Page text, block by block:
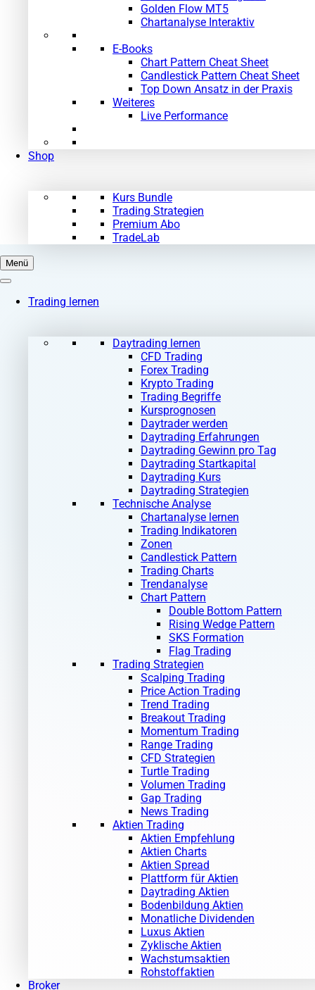
Golden Flow MT5
Chartanalyse Interaktiv
E-Books
Chart Pattern Cheat Sheet
Candlestick Pattern Cheat Sheet
Top Down Ansatz in der Praxis
Weiteres
Live Performance
Shop
Kurs Bundle
Trading Strategien
Premium Abo
TradeLab
Menü
Trading lernen
Daytrading lernen
CFD Trading
Forex Trading
Krypto Trading
Trading Begriffe
Kursprognosen
Daytrader werden
Daytrading Erfahrungen
Daytrading Gewinn pro Tag
Daytrading Startkapital
Daytrading Kurs
Daytrading Strategien
Technische Analyse
Chartanalyse lernen
Trading Indikatoren
Zonen
Candlestick Pattern
Trading Charts
Trendanalyse
Chart Pattern
Double Bottom Pattern
Rising Wedge Pattern
SKS Formation
Flag Trading
Trading Strategien
Scalping Trading
Price Action Trading
Trend Trading
Breakout Trading
Momentum Trading
Range Trading
CFD Strategien
Turtle Trading
Volumen Trading
Gap Trading
News Trading
Aktien Trading
Aktien Empfehlung
Aktien Charts
Aktien Spread
Plattform für Aktien
Daytrading Aktien
Bodenbildung Aktien
Monatliche Dividenden
Luxus Aktien
Zyklische Aktien
Wachstumsaktien
Rohstoffaktien
Broker